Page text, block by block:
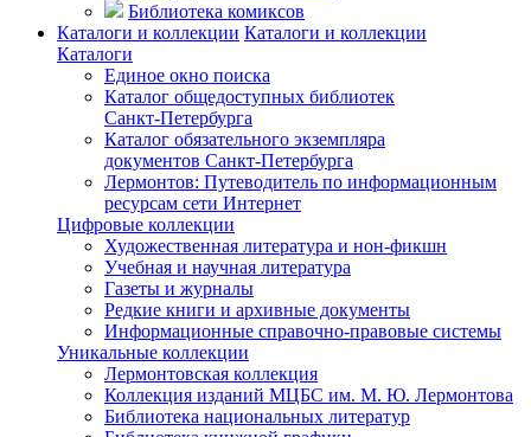
Библиотека комиксов
Каталоги и коллекции Каталоги и коллекции
Каталоги
Единое окно поиска
Каталог общедоступных библиотек
Санкт-Петербурга
Каталог обязательного экземпляра
документов Санкт-Петербурга
Лермонтов: Путеводитель по информационным
ресурсам сети Интернет
Цифровые коллекции
Художественная литература и нон-фикшн
Учебная и научная литература
Газеты и журналы
Редкие книги и архивные документы
Информационные справочно-правовые системы
Уникальные коллекции
Лермонтовская коллекция
Коллекция изданий МЦБС им. М. Ю. Лермонтова
Библиотека национальных литератур